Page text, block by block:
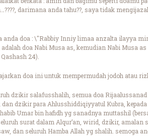
darimana anda tahu??, saya tidak
anda doa : \"Rabbiy Inniy limaa anzalta ilayya
doa Nabi Musa as, kemudian Nabi Musa
24).
doa ini untuk mempermudah jodoh atau
dzikir salafusshalih, semua doa
dzikir para Ahlusshiddiqiyyatul Kubra,
Umar bin hafidh yg sanadnya muttashil
surat dalam Alqur’an, wirid, dzikir, amalan
dan seluruh Hamba Allah yg shalih. semoga